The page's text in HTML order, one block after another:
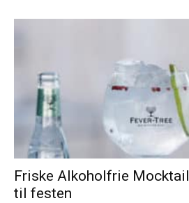
Friske Alkoholfrie
til festen